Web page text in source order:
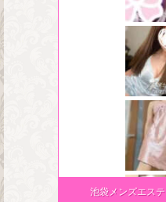
池袋メンズエステ